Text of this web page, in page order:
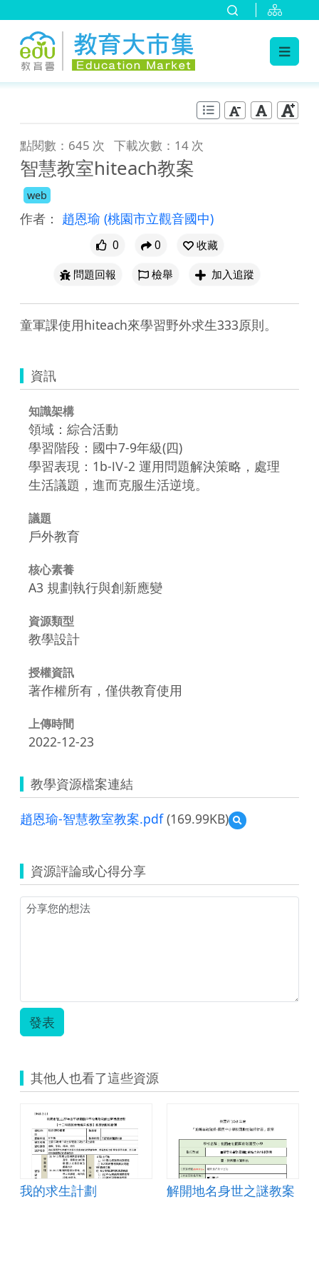
點閱數：645 次 下載次數：14 次
智慧教室hiteach教案
web
作者： 趙恩瑜 (桃園市立觀音國中)
0 0
收藏
問題回報
檢舉 加入追蹤
童軍課使用hiteach來學習野外求生333原則。
資訊
知識架構
領域：綜合活動
學習階段：國中7-9年級(四)
學習表現：1b-Ⅳ-2 運用問題解決策略，處理
生活議題，進而克服生活逆境。
議題
戶外教育
核心素養
A3 規劃執行與創新應變
資源類型
教學設計
授權資訊
著作權所有，僅供教育使用
上傳時間
2022-12-23
教學資源檔案連結
趙恩瑜-智慧教室教案.pdf(169.99KB)
預
覽
智
慧
資源評論或心得分享
發表
其他人也看了這些資源
我的求生計劃
解開地名身世之謎教案